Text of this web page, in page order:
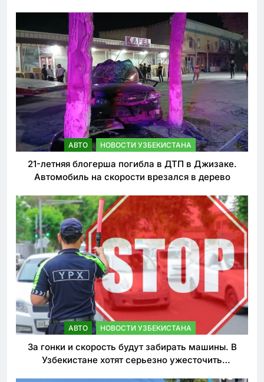
АВТО НОВОСТИ УЗБЕКИСТАНА
21-летняя блогерша погибла в ДТП в Джизаке.
Автомобиль на скорости врезался в дерево
АВТО НОВОСТИ УЗБЕКИСТАНА
За гонки и скорость будут забирать машины. В
Узбекистане хотят серьезно ужесточить